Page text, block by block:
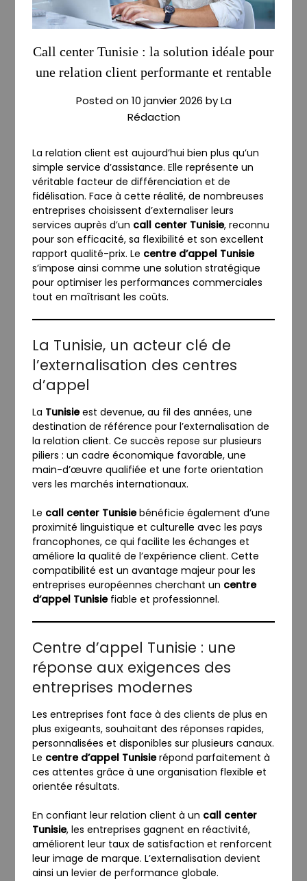
Call center Tunisie : la solution idéale pour
une relation client performante et rentable
Posted on10 janvier 2026 byLa
Rédaction
La relation client est aujourd’hui bien plus qu’un
simple service d’assistance. Elle représente un
véritable facteur de différenciation et de
fidélisation. Face à cette réalité, de nombreuses
entreprises choisissent d’externaliser leurs
services auprès d’un call center Tunisie, reconnu
pour son efficacité, sa flexibilité et son excellent
rapport qualité-prix. Le centre d’appel Tunisie
s’impose ainsi comme une solution stratégique
pour optimiser les performances commerciales
tout en maîtrisant les coûts.
La Tunisie, un acteur clé de
l’externalisation des centres
d’appel
La Tunisieest devenue, au fil des années, une
destination de référence pour l’externalisation de
la relation client. Ce succès repose sur plusieurs
piliers : un cadre économique favorable, une
main-d’œuvre qualifiée et une forte orientation
vers les marchés internationaux.
Le call center Tunisiebénéficie également d’une
proximité linguistique et culturelle avec les pays
francophones, ce qui facilite les échanges et
améliore la qualité de l’expérience client. Cette
compatibilité est un avantage majeur pour les
entreprises européennes cherchant un centre
d’appel Tunisiefiable et professionnel.
Centre d’appel Tunisie : une
réponse aux exigences des
entreprises modernes
Les entreprises font face à des clients de plus en
plus exigeants, souhaitant des réponses rapides,
personnalisées et disponibles sur plusieurs canaux.
Le centre d’appel Tunisierépond parfaitement à
ces attentes grâce à une organisation flexible et
orientée résultats.
En confiant leur relation client à un call center
Tunisie, les entreprises gagnent en réactivité,
améliorent leur taux de satisfaction et renforcent
leur image de marque. L’externalisation devient
ainsi un levier de performance globale.